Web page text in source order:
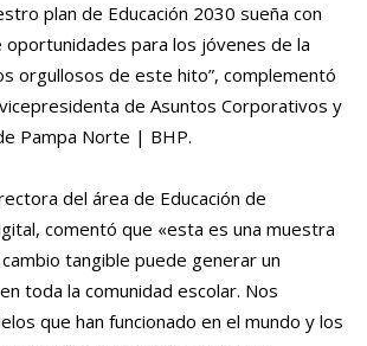
plan de Educación 2030 sueña con
oportunidades para los jóvenes de la
orgullosos de este hito”, complementó
de Asuntos Corporativos y
Pampa Norte | BHP.
del área de Educación de
comentó que «esta es una muestra
tangible puede generar un
toda la comunidad escolar. Nos
que han funcionado en el mundo y los